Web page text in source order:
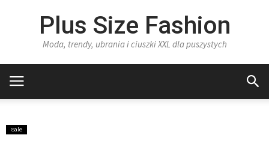
Plus Size Fashion
Moda, trendy, ubrania i ciuszki XXL dla puszystych
Sale